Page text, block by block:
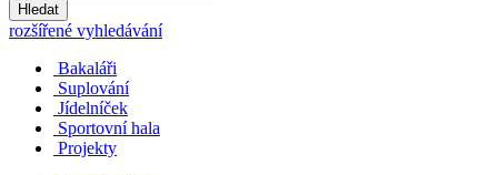
Hledat
rozšířené vyhledávání
Bakaláři
Suplování
Jídelníček
Sportovní hala
Projekty